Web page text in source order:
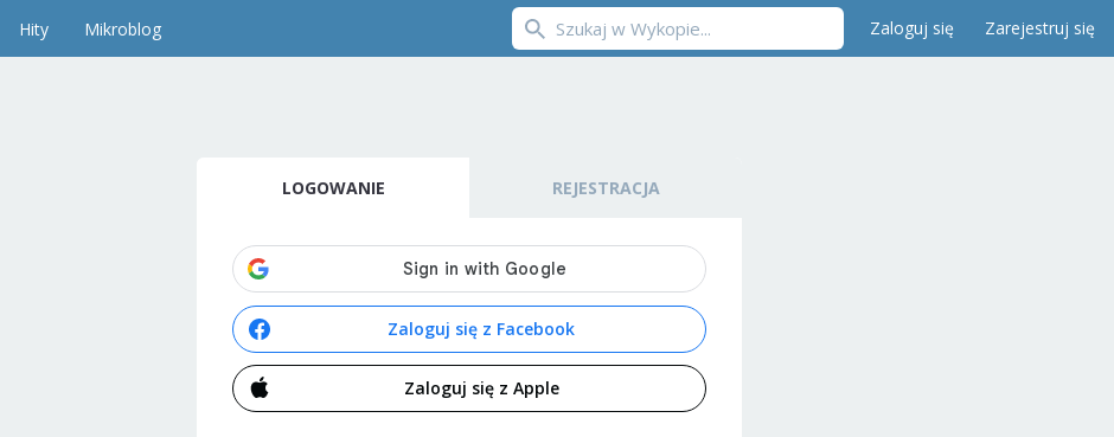
Hity Mikroblog Zaloguj się Zarejestruj się
LOGOWANIE REJESTRACJA
Zaloguj się z Facebook
Zaloguj się z Apple